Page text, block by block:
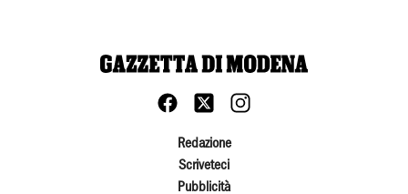
Redazione
Scriveteci
Pubblicità